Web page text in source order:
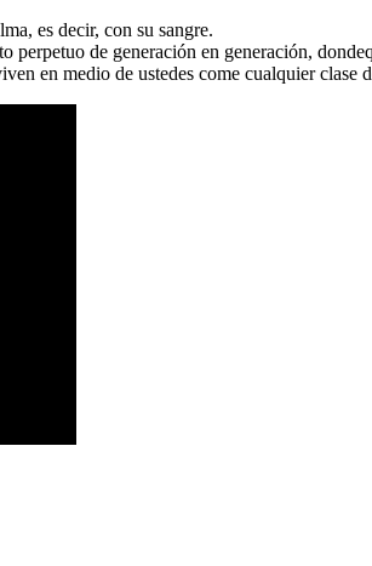
es decir, con su sangre.
perpetuo de generación en generación,
en medio de ustedes come cualquier clase